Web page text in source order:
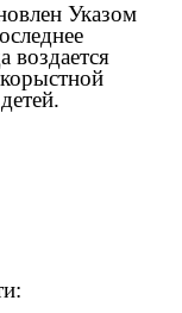
Указом
воздается